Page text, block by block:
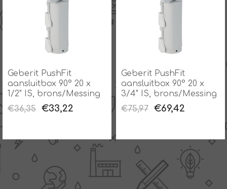
Geberit PushFit
aansluitbox 90° 20 x
1/2" IS, brons/Messing
€36,35
€33,22
Geberit PushFit
aansluitbox 90° 20 x
3/4" IS, brons/Messing
€75,97
€69,42